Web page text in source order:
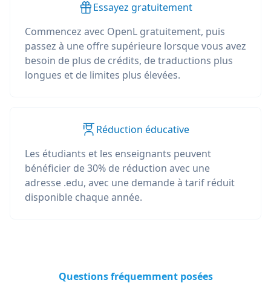
Essayez gratuitement
Commencez avec OpenL gratuitement, puis
passez à une offre supérieure lorsque vous avez
besoin de plus de crédits, de traductions plus
longues et de limites plus élevées.
Réduction éducative
Les étudiants et les enseignants peuvent
bénéficier de 30% de réduction avec une
adresse .edu, avec une demande à tarif réduit
disponible chaque année.
Questions fréquemment posées